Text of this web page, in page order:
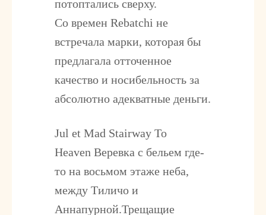
потоптались сверху.
Со времен Rebatchi не
встречала марки, которая бы
предлагала отточенное
качество и носибельность за
абсолютно адекватные деньги.
Jul et Mad Stairway To
Heaven Веревка с бельем где-
то на восьмом этаже неба,
между Тиличо и
Аннапурной.Трещащие